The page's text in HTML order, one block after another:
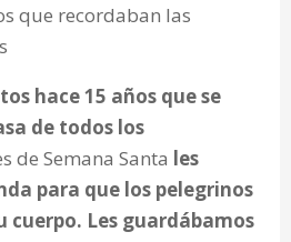
que recordaban las
hace 15 años que se
de todos los
de Semana Santa les
para que los pelegrinos
cuerpo. Les guardábamos